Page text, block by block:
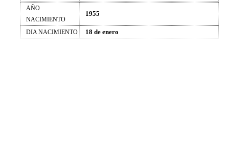
AÑO
NACIMIENTO
1955
DIA NACIMIENTO 18 de enero